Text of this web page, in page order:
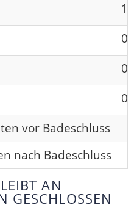
vor Badeschluss
nach Badeschluss
AN
GESCHLOSSEN